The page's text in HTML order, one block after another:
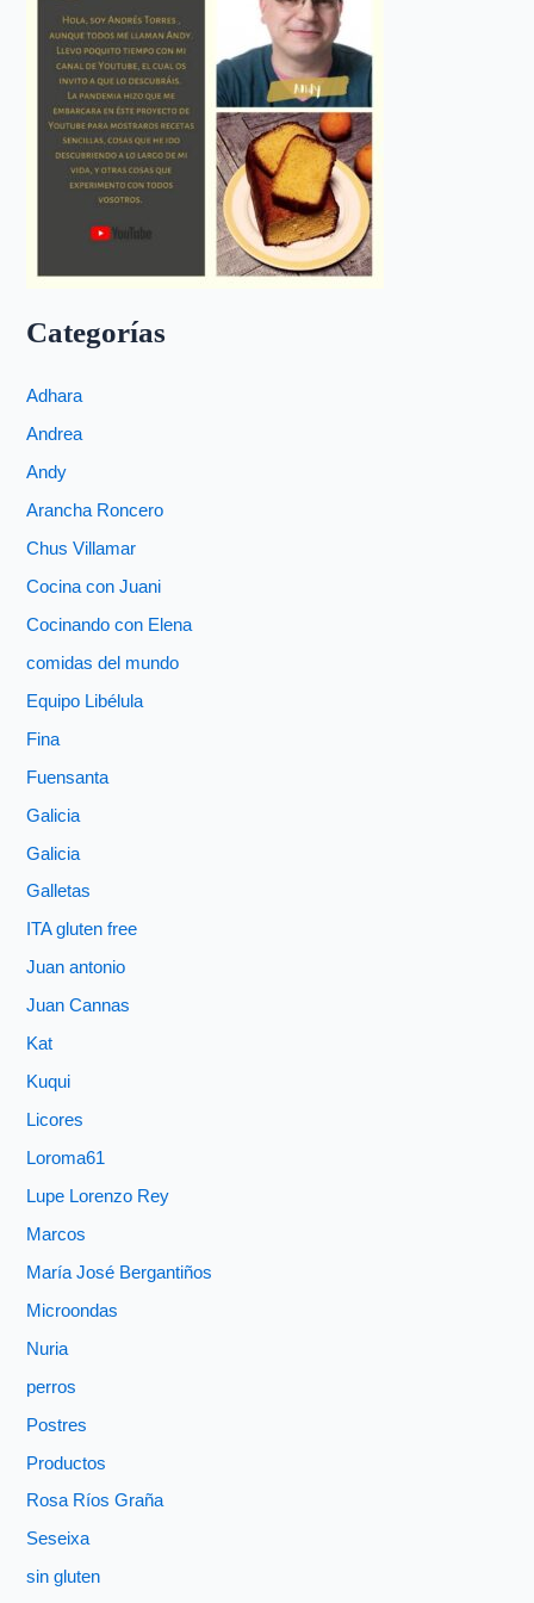
Categorías
Adhara
Andrea
Andy
Arancha Roncero
Chus Villamar
Cocina con Juani
Cocinando con Elena
comidas del mundo
Equipo Libélula
Fina
Fuensanta
Galicia
Galicia
Galletas
ITA gluten free
Juan antonio
Juan Cannas
Kat
Kuqui
Licores
Loroma61
Lupe Lorenzo Rey
Marcos
María José Bergantiños
Microondas
Nuria
perros
Postres
Productos
Rosa Ríos Graña
Seseixa
sin gluten